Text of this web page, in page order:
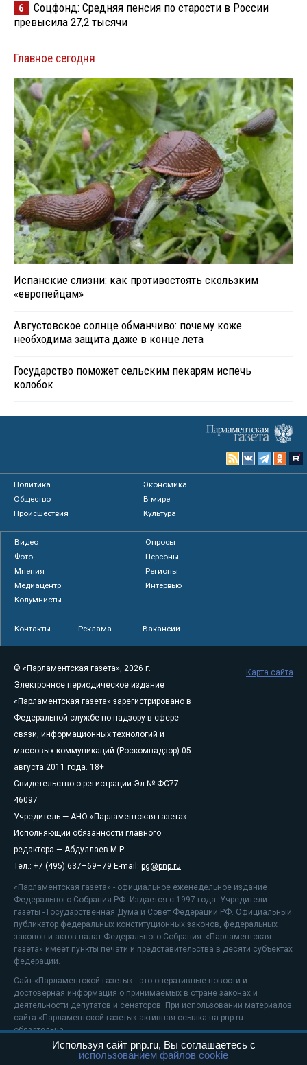
6
Соцфонд: Средняя пенсия по старости в России
превысила 27,2 тысячи
Главное сегодня
Испанские слизни: как противостоять скользким
«европейцам»
Августовское солнце обманчиво: почему коже
необходима защита даже в конце лета
Государство поможет сельским пекарям испечь
колобок
Политика
Экономика
Общество
В мире
Происшествия
Культура
Видео
Опросы
Фото
Персоны
Мнения
Регионы
Медиацентр
Интервью
Колумнисты
Контакты Реклама Вакансии
© «Парламентская газета», 2026 г.
Электронное периодическое издание
«Парламентская газета» зарегистрировано в
Федеральной службе по надзору в сфере
связи, информационных технологий и
массовых коммуникаций (Роскомнадзор) 05
августа 2011 года. 18+
Свидетельство о регистрации Эл № ФС77-
46097
Учредитель — АНО «Парламентская газета»
Исполняющий обязанности главного
редактора — Абдуллаев М.Р.
Тел.: +7 (495) 637–69–79 E-mail: pg@pnp.ru
«Парламентская газета» - официальное еженедельное издание
Федерального Собрания РФ. Издается с 1997 года. Учредители
газеты - Государственная Дума и Совет Федерации РФ. Официальный
публикатор федеральных конституционных законов, федеральных
законов и актов палат Федерального Собрания. «Парламентская
газета» имеет пункты печати и представительства в десяти субъектах
федерации.
Сайт «Парламентской газеты» - это оперативные новости и
достоверная информация о принимаемых в стране законах и
деятельности депутатов и сенаторов. При использовании материалов
сайта «Парламентской газеты» активная ссылка на pnp.ru
обязательна.
На информационном ресурсе применяютсярекомендательные
Карта сайта
Используя сайт pnp.ru, Вы соглашаетесь с
использованием файлов cookie